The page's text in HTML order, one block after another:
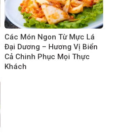
Các Món Ngon Từ Mực Lá
Đại Dương – Hương Vị Biển
Cả Chinh Phục Mọi Thực
Khách